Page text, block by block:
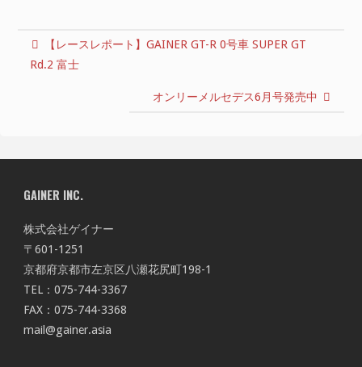
【レースレポート】GAINER GT-R 0号車 SUPER GT
Rd.2 富士
オンリーメルセデス6月号発売中
GAINER INC.
株式会社ゲイナー
〒601-1251
京都府京都市左京区八瀬花尻町198-1
TEL：075-744-3367
FAX：075-744-3368
mail@gainer.asia